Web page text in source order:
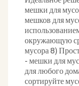
мешки для
мешков для
окружающую
мусора 8)
- мешки для
для любого
сортируйте